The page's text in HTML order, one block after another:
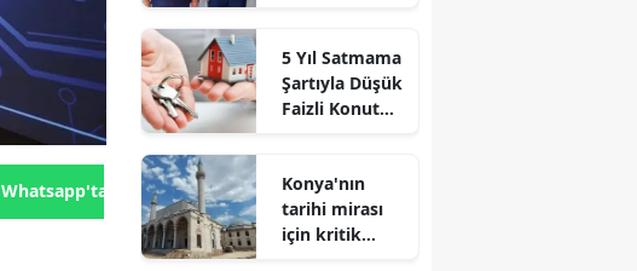
Whatsapp'tan Gönder
de zirveye
oynuyor
5 Yıl Satmama
Şartıyla Düşük
Faizli Konut
Konya'nın
tarihi mirası
için kritik